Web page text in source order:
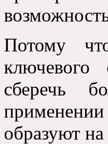
Потому
ключевого
сберечь
образуют на